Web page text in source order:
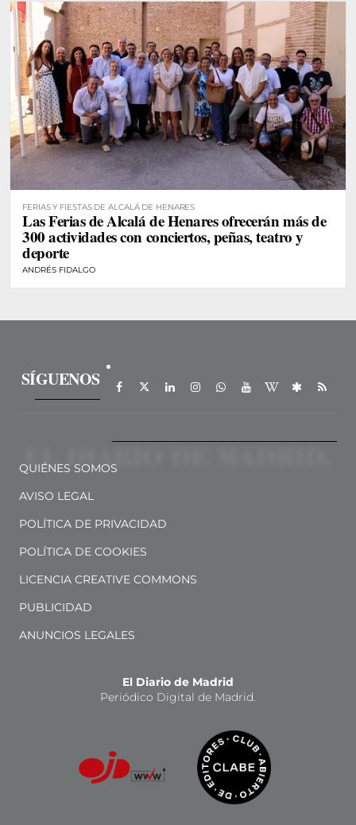
FERIAS Y FIESTAS DE ALCALÁ DE HENARES
Las Ferias de Alcalá de Henares ofrecerán más de
300 actividades con conciertos, peñas, teatro y
deporte
ANDRÉS FIDALGO
SÍGUENOS
QUIÉNES SOMOS
AVISO LEGAL
POLÍTICA DE PRIVACIDAD
POLÍTICA DE COOKIES
LICENCIA CREATIVE COMMONS
PUBLICIDAD
ANUNCIOS LEGALES
El Diario de Madrid
Periódico Digital de Madrid.